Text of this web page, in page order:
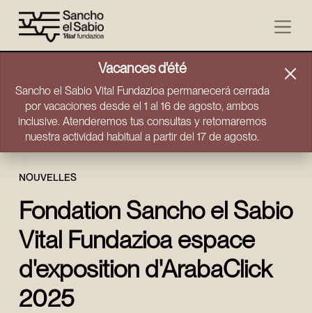
Aller directement au contenu
Vacances d'été
Sancho el Sabio Vital Fundazioa permanecerá cerrada
por vacaciones desde el 1 al 16 de agosto, ambos
inclusive. Atenderemos tus consultas y retomaremos
nuestra actividad habitual a partir del 17 de agosto.
NOUVELLES
Fondation Sancho el Sabio
Vital Fundazioa espace
d'exposition d'ArabaClick
2025